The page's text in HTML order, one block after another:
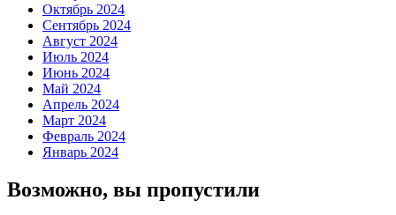
Октябрь 2024
Сентябрь 2024
Август 2024
Июль 2024
Июнь 2024
Май 2024
Апрель 2024
Март 2024
Февраль 2024
Январь 2024
Возможно, вы пропустили